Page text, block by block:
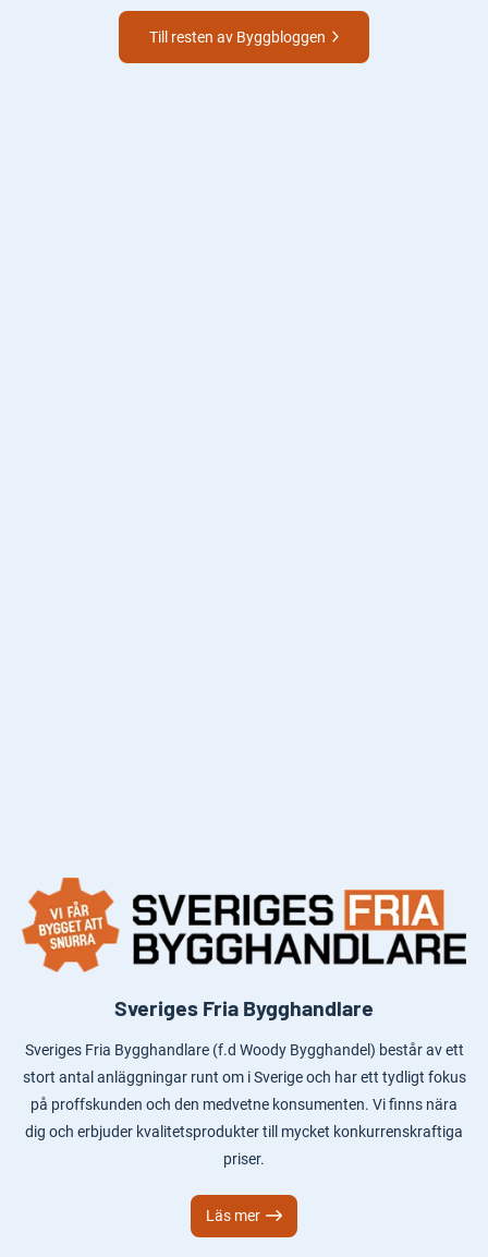
Till resten av Byggbloggen
Sveriges Fria Bygghandlare
Sveriges Fria Bygghandlare (f.d Woody Bygghandel) består av ett
stort antal anläggningar runt om i Sverige och har ett tydligt fokus
på proffskunden och den medvetne konsumenten. Vi finns nära
dig och erbjuder kvalitetsprodukter till mycket konkurrenskraftiga
priser.
Läs mer